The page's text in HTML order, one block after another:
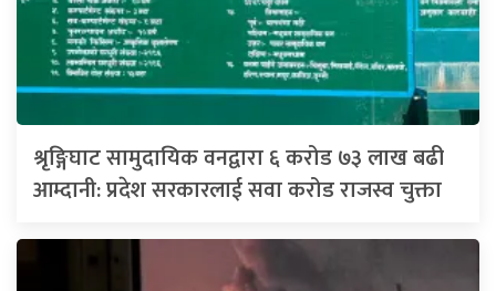
श्रृङ्गिघाट सामुदायिक वनद्वारा ६ करोड ७३ लाख बढी
आम्दानी: प्रदेश सरकारलाई सवा करोड राजस्व चुक्ता